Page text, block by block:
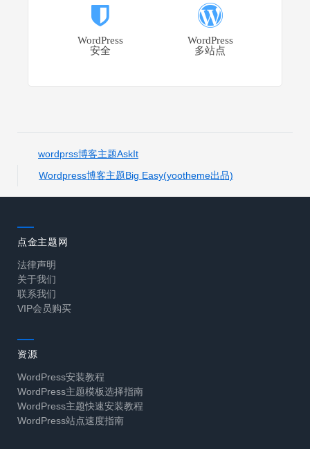
WordPress
安全
WordPress
多站点
wordprss博客主题AskIt
Wordpress博客主题Big Easy(yootheme出品)
点金主题网
法律声明
关于我们
联系我们
VIP会员购买
资源
WordPress安装教程
WordPress主题模板选择指南
WordPress主题快速安装教程
WordPress站点速度指南